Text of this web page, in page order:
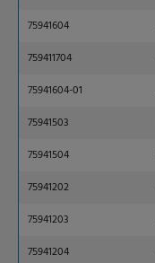
75941604
759411704
75941604-01
75941503
75941504
75941202
75941203
75941204